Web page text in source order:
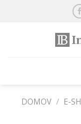
DOMOV / E-